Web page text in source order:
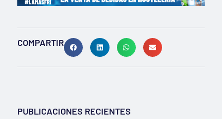
COMPARTIR
PUBLICACIONES RECIENTES